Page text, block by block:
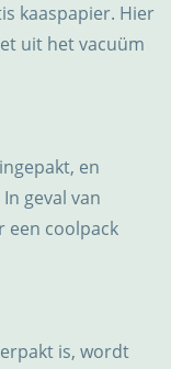
kaaspapier. Hier
uit het vacuüm
en
geval van
een coolpack
is, wordt